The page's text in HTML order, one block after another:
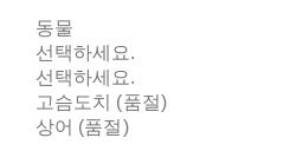
동물
선택하세요.
선택하세요.
고슴도치 (품절)
상어 (품절)